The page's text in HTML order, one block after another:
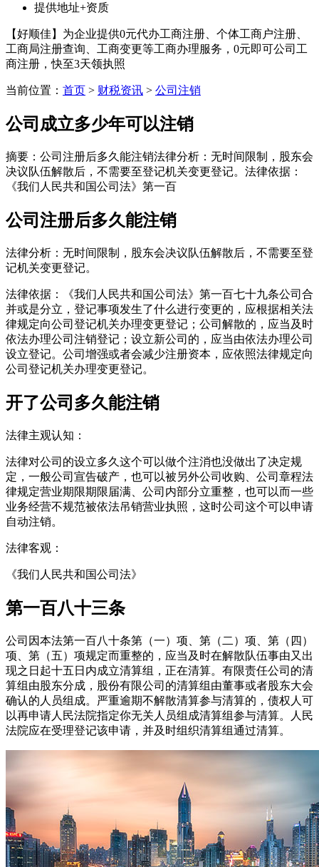
提供地址+资质
【好顺佳】为企业提供0元代办工商注册、个体工商户注册、
工商局注册查询、工商变更等工商办理服务，0元即可公司工
商注册，快至3天领执照
当前位置： 首页 > 财税资讯 > 公司注销
公司成立多少年可以注销
摘要：公司注册后多久能注销法律分析：无时间限制，股东会
决议队伍解散后，不需要至登记机关变更登记。法律依据：
《我们人民共和国公司法》第一百
公司注册后多久能注销
法律分析：无时间限制，股东会决议队伍解散后，不需要至登
记机关变更登记。
法律依据：《我们人民共和国公司法》第一百七十九条公司合
并或是分立，登记事项发生了什么进行变更的，应根据相关法
律规定向公司登记机关办理变更登记；公司解散的，应当及时
依法办理公司注销登记；设立新公司的，应当由依法办理公司
设立登记。公司增强或者会减少注册资本，应依照法律规定向
公司登记机关办理变更登记。
开了公司多久能注销
法律主观认知：
法律对公司的设立多久这个可以做个注消也没做出了决定规
定，一般公司宣告破产，也可以被另外公司收购、公司章程法
律规定营业期限期限届满、公司内部分立重整，也可以而一些
业务经营不规范被依法吊销营业执照，这时公司这个可以申请
自动注销。
法律客观：
《我们人民共和国公司法》
第一百八十三条
公司因本法第一百八十条第（一）项、第（二）项、第（四）
项、第（五）项规定而重整的，应当及时在解散队伍事由又出
现之日起十五日内成立清算组，正在清算。有限责任公司的清
算组由股东分成，股份有限公司的清算组由董事或者股东大会
确认的人员组成。严重逾期不解散清算参与清算的，债权人可
以再申请人民法院指定你无关人员组成清算组参与清算。人民
法院应在受理登记该申请，并及时组织清算组通过清算。